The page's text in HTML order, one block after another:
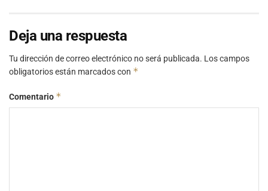
Deja una respuesta
Tu dirección de correo electrónico no será publicada. Los campos
obligatorios están marcados con *
Comentario *